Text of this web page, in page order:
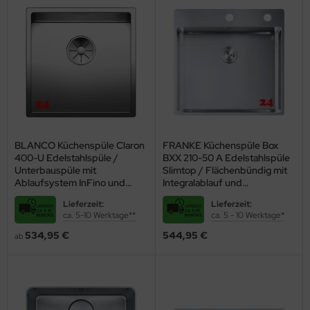
Oberflächen. Neben poliertem Edelstahl mit einem Finish in
Seidenglanz oder Seidenmatt überzeugt vor allem der Edelstahl
mit besten Eigenschaften. Durch seine enorme Härte ist er
weniger anfällig für Kratzer und auch Fingerabdrücke sind auf dieser
Oberfläche weniger sichtbar.
Individuelle
Edelstahlspülen
online bestellen
BLANCO Küchenspüle Claron
400-U Edelstahlspüle /
Unterbauspüle mit
Ablaufsystem InFino und
Handbetätigung
Lieferzeit:
ca. 5-10 Werktage**
ab 534,95 €
FRANKE Küchenspüle Box
BXX 210-50 A Edelstahlspüle
Slimtop / Flächenbündig mit
Integralablauf und
Druckknopfventil
Lieferzeit:
ca. 5 - 10 Werktage*
544,95 €